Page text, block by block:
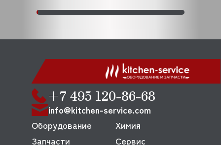
+7 495 120-86-68
info@kitchen-service.com
Оборудование
Запчасти
Химия
Сервис